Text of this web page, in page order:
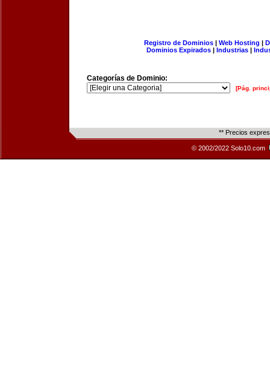
Registro de Dominios| Web Hosting |
Dominios Expirados | Industrias |
Categorías de Dominio:
[Pág.
** Precios
© 2002/2022 Solo10.com